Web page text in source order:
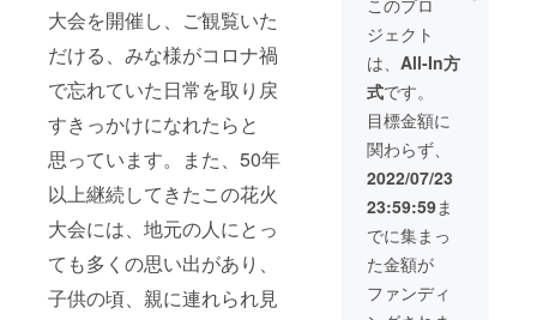
大会を開催し、ご観覧いた
だける、みな様がコロナ禍
で忘れていた日常を取り戻
すきっかけになれたらと
思っています。また、50年
以上継続してきたこの花火
大会には、地元の人にとっ
ても多くの思い出があり、
子供の頃、親に連れられ見
へリン
クした
い場合
はURL
をご記
入くだ
さい。
がない
限り掲
載させ
ていた
だきま
す） ②
掲載方
法（文
字の
み） ※
支援
時、必
ず備考
欄に掲
載を希
望され
や入港
可能時
間等の
詳細は
メール
とお電
話にて
ご連絡
させて
いただ
きま
す。 ※
支援
時、必
ず備考
欄にお
ジェクト
は、 All-In方
式です。
目標金額に
関わらず、
2022/07/23
23:59:59ま
でに集まっ
た金額が
ファンディ